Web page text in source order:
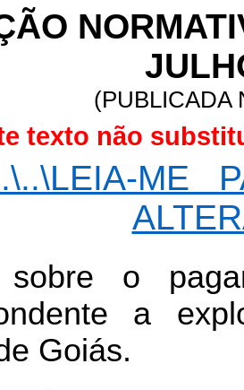
(PUBLICADA
texto não
ME
sobre o
a
Goiás.